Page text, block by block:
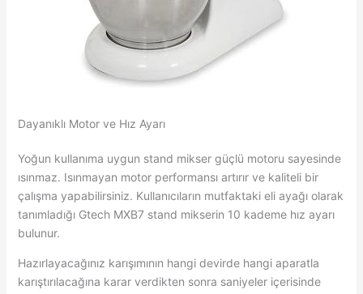
Dayanıklı Motor ve Hız Ayarı
Yoğun kullanıma uygun stand mikser güçlü motoru sayesinde
ısınmaz. Isınmayan motor performansı artırır ve kaliteli bir
çalışma yapabilirsiniz. Kullanıcıların mutfaktaki eli ayağı olarak
tanımladığı Gtech MXB7 stand mikserin 10 kademe hız ayarı
bulunur.
Hazırlayacağınız karışımının hangi devirde hangi aparatla
karıştırılacağına karar verdikten sonra saniyeler içerisinde